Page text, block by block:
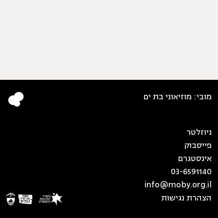
ניוזלטר
פייסבוק
אינסטגרם
03-6591140
info@moby.org.il
הצהרת נגישות
מובי: מוזיאוני בת ים